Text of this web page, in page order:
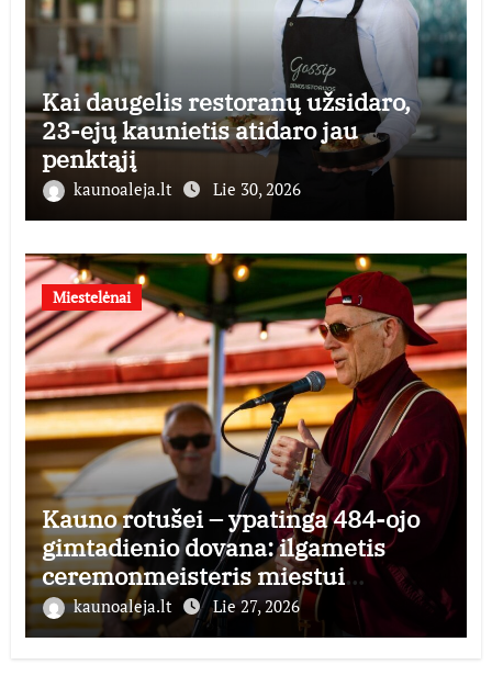
Kai daugelis restoranų užsidaro,
23-ejų kaunietis atidaro jau
penktąjį
kaunoaleja.lt Lie 30, 2026
Miestelėnai
Kauno rotušei – ypatinga 484-ojo
gimtadienio dovana: ilgametis
ceremonmeisteris miestui
perduoda dešimtmečius kauptą
istorijos kolekciją
kaunoaleja.lt Lie 27, 2026